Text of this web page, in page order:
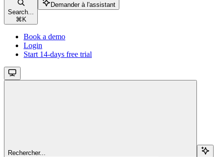
Search...
⌘ K
Demander à l'assistant
Book a demo
Login
Start 14-days free trial
Rechercher...